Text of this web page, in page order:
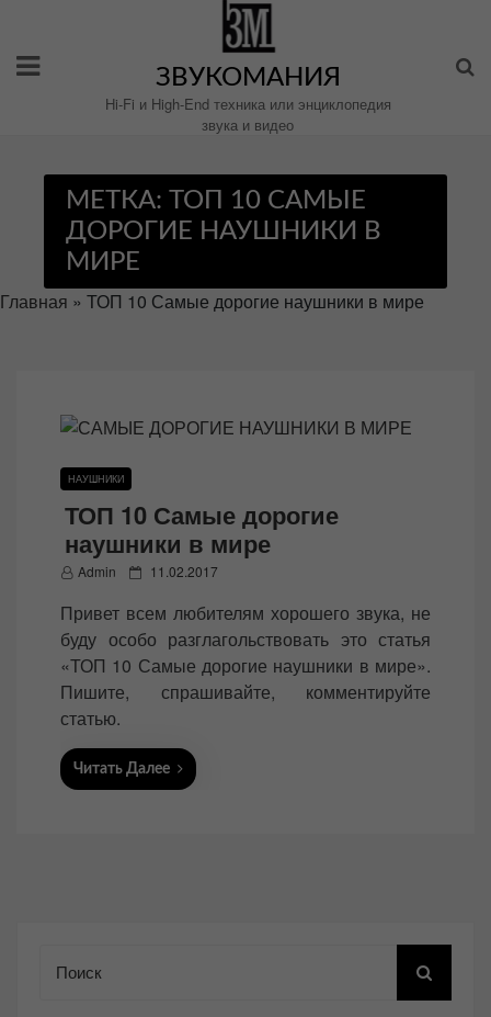
содержимому
ЗВУКОМАНИЯ
Hi-Fi и High-End техника или энциклопедия
звука и видео
МЕТКА: ТОП 10 САМЫЕ
ДОРОГИЕ НАУШНИКИ В
МИРЕ
Главная » ТОП 10 Самые дорогие наушники в мире
НАУШНИКИ
ТОП 10 Самые дорогие
наушники в мире
Admin
P
s
t
e
n
11.02.2017
Привет всем любителям хорошего звука, не
буду особо разглагольствовать это статья
«ТОП 10 Самые дорогие наушники в мире».
Пишите, спрашивайте, комментируйте
статью.
Читать Далее